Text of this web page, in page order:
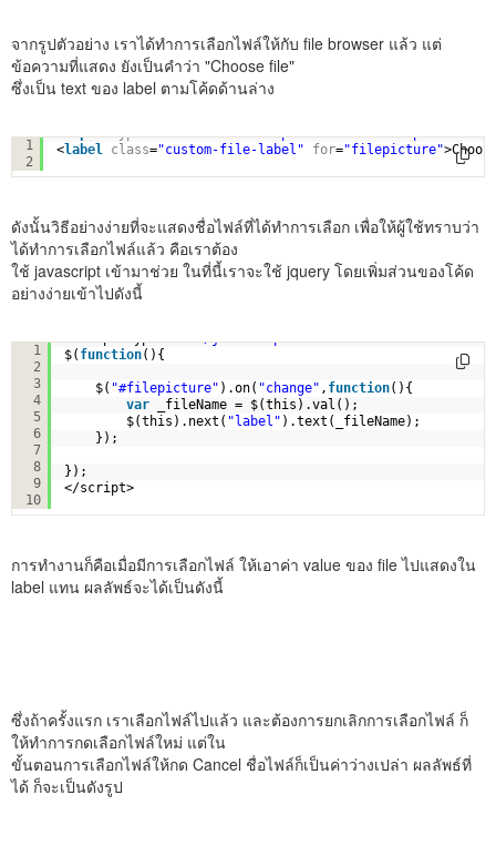
จากรูปตัวอย่าง เราได้ทำการเลือกไฟล์ให้กับ file browser แล้ว แต่
ข้อความที่แสดง ยังเป็นคำว่า "Choose file"
ซึ่งเป็น text ของ label ตามโค้ดด้านล่าง
1
2
<label class="custom-file-label" for="filepicture"
ดังนั้นวิธีอย่างง่ายที่จะแสดงชื่อไฟล์ที่ได้ทำการเลือก เพื่อให้ผู้ใช้ทราบว่า
ได้ทำการเลือกไฟล์แล้ว คือเราต้อง
ใช้ javascript เข้ามาช่วย ในที่นี้เราจะใช้ jquery โดยเพิ่มส่วนของโค้ด
อย่างง่ายเข้าไปดังนี้
1
2
3
4
5
6
7
8
9
10
$( function(){
$( "#filepicture" ).on( "change" , function(){
var
_fileName = $(this).val();
$(this).next( "label" ).text(_fileName);
});
});
</script>
การทำงานก็คือเมื่อมีการเลือกไฟล์ ให้เอาค่า value ของ file ไปแสดงใน
label แทน ผลลัพธ์จะได้เป็นดังนี้
ซึ่งถ้าครั้งแรก เราเลือกไฟล์ไปแล้ว และต้องการยกเลิกการเลือกไฟล์ ก็
ให้ทำการกดเลือกไฟล์ใหม่ แต่ใน
ขั้นตอนการเลือกไฟล์ให้กด Cancel ชื่อไฟล์ก็เป็นค่าว่างเปล่า ผลลัพธ์ที่
ได้ ก็จะเป็นดังรูป